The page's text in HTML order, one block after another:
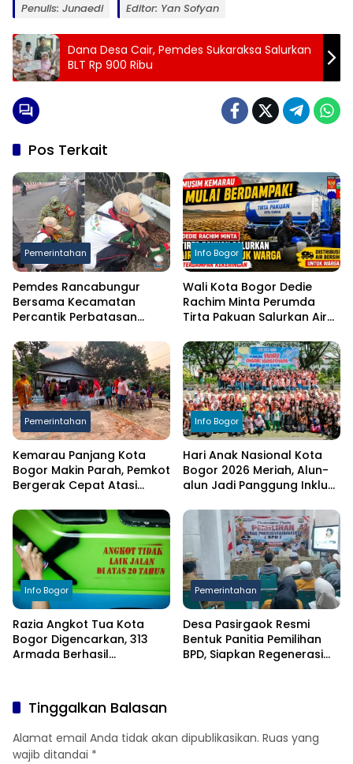
Penulis: Junaedi Editor: Yan Sofyan
Dana Desa Cair, Pemdes Sukaraksa Salurkan
BLT Rp 900 Ribu
Pos Terkait
Pemerintahan
Pemdes Rancabungur
Bersama Kecamatan
Percantik Perbatasan
Putih Sambut HUT RI ke-81
Info Bogor
Wali Kota Bogor Dedie
Rachim Minta Perumda
Tirta Pakuan Salurkan Air
Terdampak Kekeringan
Pemerintahan
Kemarau Panjang Kota
Bogor Makin Parah, Pemkot
Bergerak Cepat Atasi
Info Bogor
Hari Anak Nasional Kota
Bogor 2026 Meriah, Alun-
alun Jadi Panggung Inklusi
Info Bogor
Razia Angkot Tua Kota
Bogor Digencarkan, 313
Armada Berhasil
Pemerintahan
Desa Pasirgaok Resmi
Bentuk Panitia Pemilihan
BPD, Siapkan Regenerasi
Tinggalkan Balasan
Alamat email Anda tidak akan dipublikasikan. Ruas yang
wajib ditandai *